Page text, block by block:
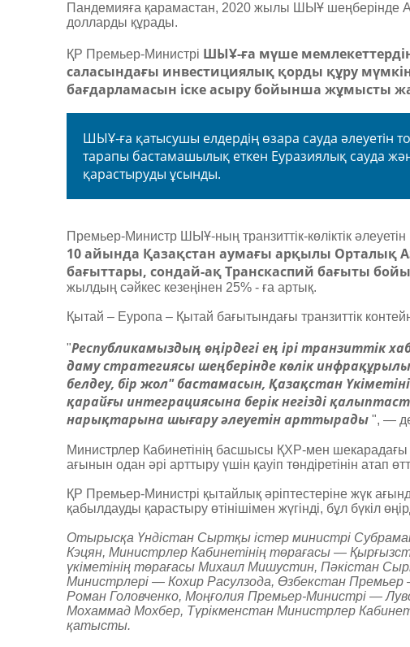
Пандемияға қарамастан, 2020 жылы ШЫҰ шеңберінде
долларды құрады.
ҚР Премьер-Министрі ШЫҰ-ға мүше мемлекеттердің
саласындағы инвестициялық қорды құру
бағдарламасын іске асыру бойынша жұмысты
ШЫҰ-ға қатысушы елдердің өзара сауда әлеуетін
тарапы бастамашылық еткен Еуразиялық сауда және
қарастыруды ұсынды.
Премьер-Министр ШЫҰ-ның транзиттік-көліктік әлеуетін
10 айында Қазақстан аумағы арқылы Орталық
бағыттары, сондай-ақ Транскаспий бағыты
жылдың сәйкес кезеңінен 25% - ға артық.
Қытай – Еуропа – Қытай бағытындағы транзиттік
"Республикамыздың өңірдегі ең ірі транзиттік
даму стратегиясы шеңберінде көлік
белдеу, бір жол" бастамасын, Қазақстан
қарайғы интеграциясына берік негізді
нарықтарына шығару әлеуетін арттырады ", —
Министрлер Кабинетінің басшысы ҚХР-мен шекарадағы
ағынын одан әрі арттыру үшін қауіп төндіретінін атап
ҚР Премьер-Министрі қытайлық әріптестеріне жүк
қабылдауды қарастыру өтінішімен жүгінді, бұл бүкіл
Отырысқа Үндістан Сыртқы істер министрі
Кэцян, Министрлер Кабинетінің төрағасы —
үкіметінің төрағасы Михаил Мишустин, Пәкістан
Министрлері — Кохир Расулзода, Өзбекстан
Роман Головченко, Моңғолия Премьер-Министрі —
Мохаммад Мохбер, Түрікменстан Министрлер
қатысты.